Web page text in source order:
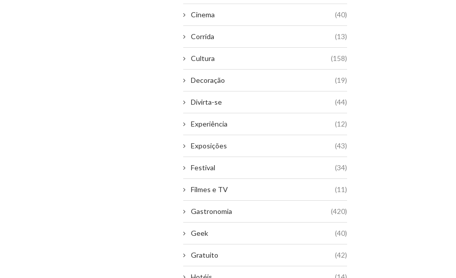
Cinema (40)
Corrida (13)
Cultura (158)
Decoração (19)
Divirta-se (44)
Experiência (12)
Exposições (43)
Festival (34)
Filmes e TV (11)
Gastronomia (420)
Geek (40)
Gratuito (42)